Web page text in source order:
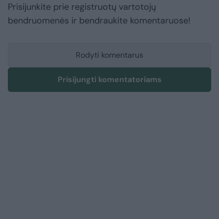
Prisijunkite prie registruotų vartotojų
bendruomenės ir bendraukite komentaruose!
Rodyti komentarus
Prisijungti komentatoriams